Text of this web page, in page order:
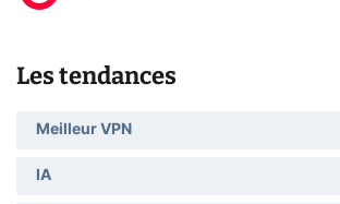
Les tendances
Meilleur VPN
IA